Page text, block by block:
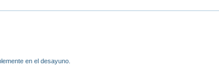
en el desayuno.